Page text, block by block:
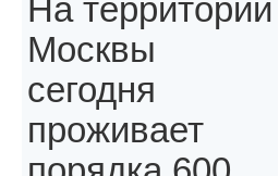
На территории
Москвы
сегодня
проживает